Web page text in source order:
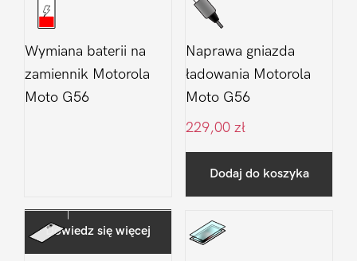
Wymiana baterii na
zamiennik Motorola
Moto G56
Dowiedz się więcej
Naprawa gniazda
ładowania Motorola
Moto G56
229,00 zł
Dodaj do koszyka